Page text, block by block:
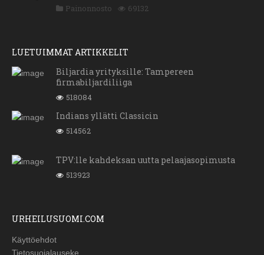
Painonnosto 69132
LUETUIMMAT ARTIKKELIT
Biljardia yrityksille: Tampereen
firmabiljardiliiga
518084
Indians yllätti Classicin
514562
TPV:lle kahdeksan uutta pelaajasopimusta
513923
URHEILUSUOMI.COM
Käyttöehdot
Tietosuojalauseke